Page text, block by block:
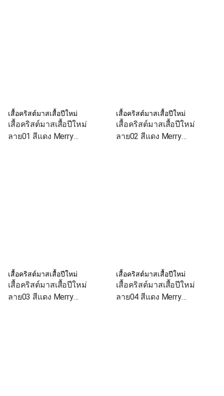
เสื้อคริสต์มาสเสื้อปีใหม่
เสื้อคริสต์มาสเสื้อปีใหม่
ลาย01 สีแดง Merry
เสื้อคริสต์มาสเสื้อปีใหม่
เสื้อคริสต์มาสเสื้อปีใหม่
ลาย02 สีแดง Merry
เสื้อคริสต์มาสเสื้อปีใหม่
เสื้อคริสต์มาสเสื้อปีใหม่
ลาย03 สีแดง Merry
เสื้อคริสต์มาสเสื้อปีใหม่
เสื้อคริสต์มาสเสื้อปีใหม่
ลาย04 สีแดง Merry